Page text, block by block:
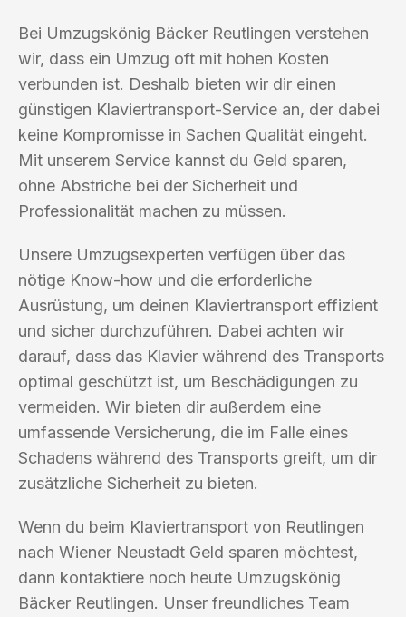
Bei Umzugskönig Bäcker Reutlingen verstehen
wir, dass ein Umzug oft mit hohen Kosten
verbunden ist. Deshalb bieten wir dir einen
günstigen Klaviertransport-Service an, der dabei
keine Kompromisse in Sachen Qualität eingeht.
Mit unserem Service kannst du Geld sparen,
ohne Abstriche bei der Sicherheit und
Professionalität machen zu müssen.
Unsere Umzugsexperten verfügen über das
nötige Know-how und die erforderliche
Ausrüstung, um deinen Klaviertransport effizient
und sicher durchzuführen. Dabei achten wir
darauf, dass das Klavier während des Transports
optimal geschützt ist, um Beschädigungen zu
vermeiden. Wir bieten dir außerdem eine
umfassende Versicherung, die im Falle eines
Schadens während des Transports greift, um dir
zusätzliche Sicherheit zu bieten.
Wenn du beim Klaviertransport von Reutlingen
nach Wiener Neustadt Geld sparen möchtest,
dann kontaktiere noch heute Umzugskönig
Bäcker Reutlingen. Unser freundliches Team